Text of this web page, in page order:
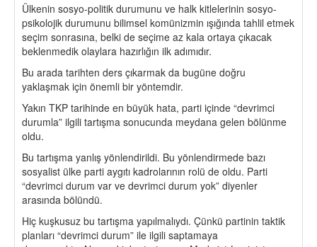
Ülkenin sosyo-politik durumunu ve halk kitlelerinin sosyo-
psikolojik durumunu bilimsel komünizmin ışığında tahlil etmek
seçim sonrasına, belki de seçime az kala ortaya çıkacak
beklenmedik olaylara hazırlığın ilk adımıdır.
Bu arada tarihten ders çıkarmak da bugüne doğru
yaklaşmak için önemli bir yöntemdir.
Yakın TKP tarihinde en büyük hata, parti içinde “devrimci
durumla” ilgili tartışma sonucunda meydana gelen bölünme
oldu.
Bu tartışma yanlış yönlendirildi. Bu yönlendirmede bazı
sosyalist ülke parti aygıtı kadrolarının rolü de oldu. Parti
“devrimci durum var ve devrimci durum yok” diyenler
arasında bölündü.
Hiç kuşkusuz bu tartışma yapılmalıydı. Çünkü partinin taktik
planları “devrimci durum” ile ilgili saptamaya